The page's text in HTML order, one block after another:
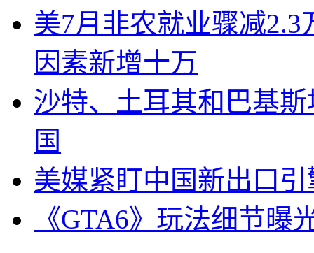
美7月非农就业骤减
因素新增十万
沙特、土耳其和巴基
国
美媒紧盯中国新出口
《GTA6》玩法细节